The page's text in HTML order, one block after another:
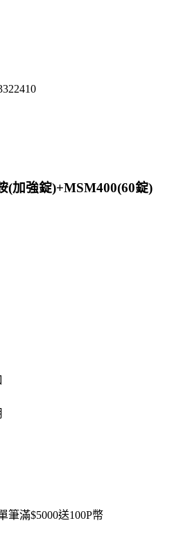
(加強錠)+MSM400(60錠)
筆滿$5000送100P幣